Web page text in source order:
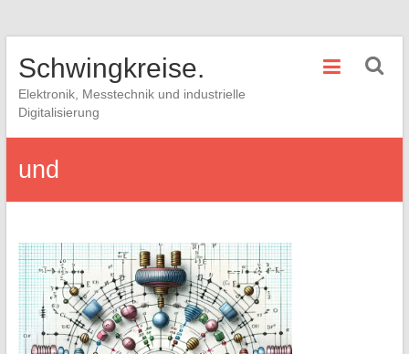
Schwingkreise.
Elektronik, Messtechnik und industrielle
Digitalisierung
und